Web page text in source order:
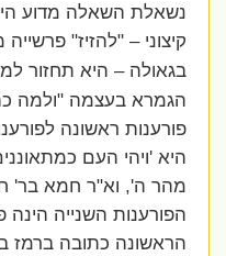
נשאלת השאלה מדוע
קיצוני – "להזיז"
בגאולה – היא תחזור
הגמרא בעצמה "ולמה
פורענות ראשונה
היא 'ויהי העם
מהר ה', וא"ר חמא בר'
הפורענות השנייה הינה
הראשונה כתובה ברמז